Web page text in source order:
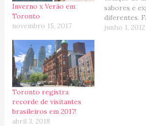
Inverno x Verão em
Toronto
novembro 15, 2017
sabores e
diferentes.
acolhedor,
junho 1, 2012
Toronto registra
recorde de visitantes
brasileiros em 2017!
abril 3, 2018